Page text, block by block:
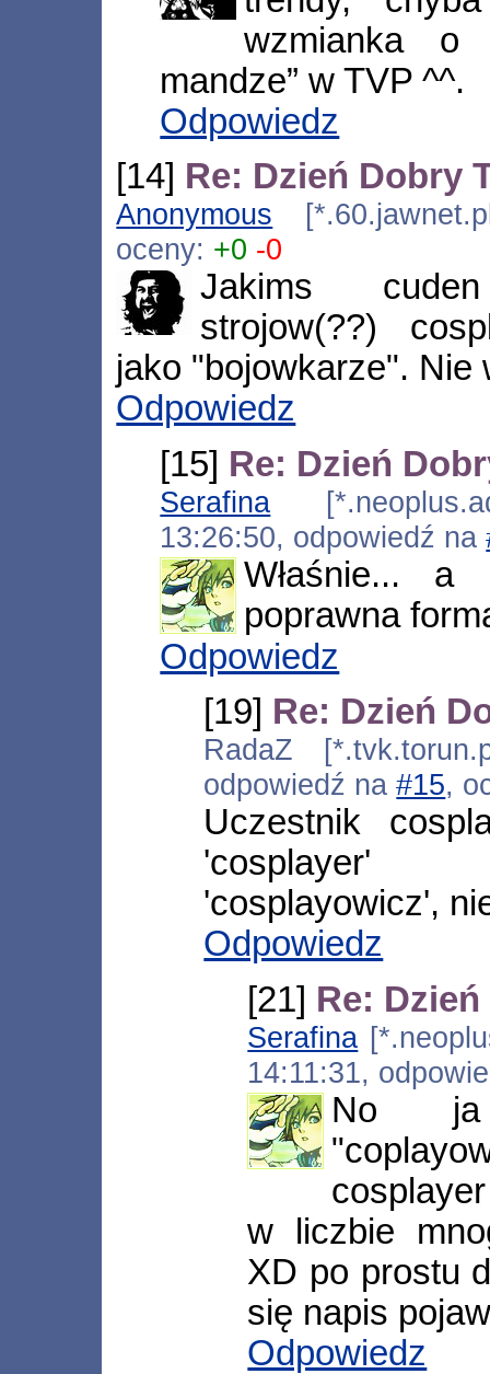
wzmianka o
mandze” w TVP ^^.
Odpowiedz
[14] Re: Dzień Dobry
Anonymous
oceny: +0 -0
Jakims
strojow(??)
jako "bojowkarze". Nie
Odpowiedz
[15] Re: Dzień
Serafina
13:26:50, odpowiedź na
Właśnie... a
poprawna
Odpowiedz
[19] Re: Dzień
RadaZ
odpowiedź na#15,
Uczestnik
'cosplayer'
'cosplayowicz',
Odpowiedz
[21] Re:
Serafina
14:11:31,
No ja
w liczbie
XD po prostu
się napis
Odpowiedz